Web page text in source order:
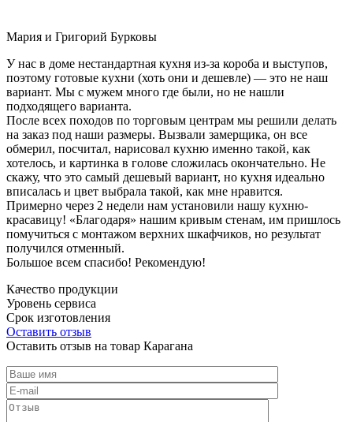
Мария и Григорий Бурковы
У нас в доме нестандартная кухня из-за короба и выступов,
поэтому готовые кухни (хоть они и дешевле) — это не наш
вариант. Мы с мужем много где были, но не нашли
подходящего варианта.
После всех походов по торговым центрам мы решили делать
на заказ под наши размеры. Вызвали замерщика, он все
обмерил, посчитал, нарисовал кухню именно такой, как
хотелось, и картинка в голове сложилась окончательно. Не
скажу, что это самый дешевый вариант, но кухня идеально
вписалась и цвет выбрала такой, как мне нравится.
Примерно через 2 недели нам установили нашу кухню-
красавицу! «Благодаря» нашим кривым стенам, им пришлось
помучиться с монтажом верхних шкафчиков, но результат
получился отменный.
Большое всем спасибо! Рекомендую!
Качество продукции
Уровень сервиса
Срок изготовления
Оставить отзыв
Оставить отзыв на товар Карагана